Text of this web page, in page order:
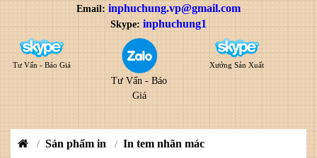
Email: inphuchung.vp@gmail.com
Skype: inphuchung1
Tư Vấn - Báo Giá
Tư Vấn - Báo
Giá
Xưởng Sản Xuất
/ Sản phẩm in / In tem nhãn mác